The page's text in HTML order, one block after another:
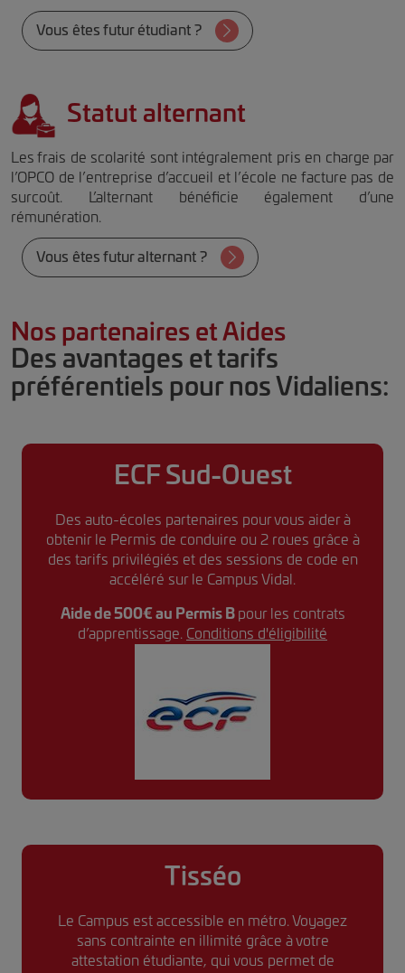
Vous êtes futur étudiant ?
Statut alternant
Les frais de scolarité sont intégralement pris en charge par
l’OPCO de l’entreprise d’accueil et l’école ne facture pas de
surcoût. L’alternant bénéficie également d’une
rémunération.
Vous êtes futur alternant ?
Nos partenaires et Aides
Des avantages et tarifs
préférentiels pour nos Vidaliens:
ECF Sud-Ouest
Des auto-écoles partenaires pour vous aider à
obtenir le Permis de conduire ou 2 roues grâce à
des tarifs privilégiés et des sessions de code en
accéléré sur le Campus Vidal.
Aide de 500€ au Permis B pour les contrats
d’apprentissage. Conditions d'éligibilité
Tisséo
Le Campus est accessible en métro. Voyagez
sans contrainte en illimité grâce à votre
attestation étudiante, qui vous permet de